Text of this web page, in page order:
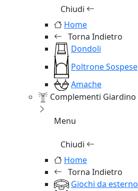
Chiudi
Home
Torna Indietro
Dondoli
Poltrone Sospese
Amache
Complementi Giardino
Menu
Chiudi
Home
Torna Indietro
Giochi da esterno